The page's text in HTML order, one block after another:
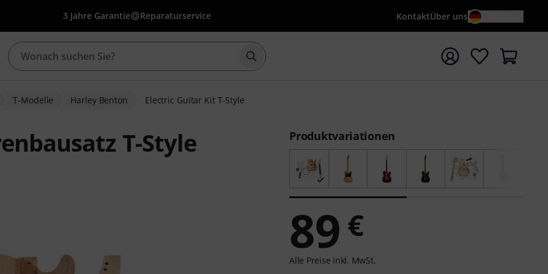
3 Jahre Garantie Reparaturservice KontaktÜber uns
Suche mit Suchwort {searchTerm} starten
T-Modelle Harley Benton Electric Guitar Kit T-Style
T-Style Produktvariationen
89 €
Alle Preise inkl. MwSt.